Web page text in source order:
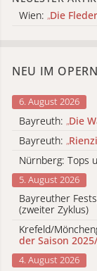
Wien: „Die
NEU IM
6. August 2026
Bayreuth: „Die
Bayreuth: „Rienzi
Nürnberg: Tops
5. August 2026
Bayreuther
(zweiter Zyklus)
Krefeld/
der Saison
4. August 2026